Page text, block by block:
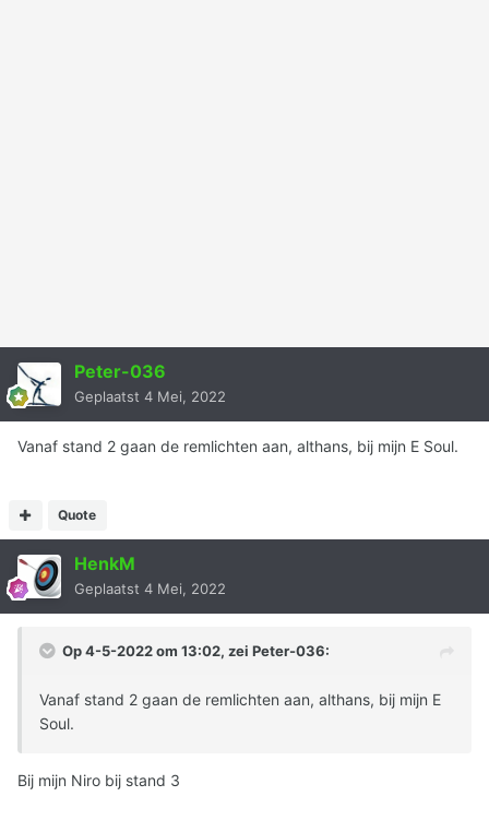
Peter-036
Geplaatst 4 Mei, 2022
Vanaf stand 2 gaan de remlichten aan, althans, bij mijn E Soul.
Quote
HenkM
Geplaatst 4 Mei, 2022
Op 4-5-2022 om 13:02, zei Peter-036:
Vanaf stand 2 gaan de remlichten aan, althans, bij mijn E
Soul.
Bij mijn Niro bij stand 3